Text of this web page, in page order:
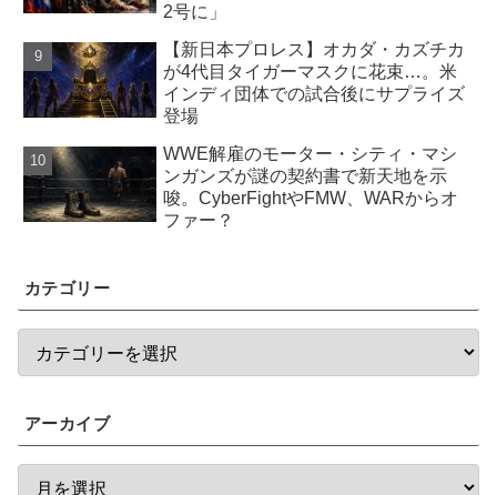
2号に」
【新日本プロレス】オカダ・カズチカ
が4代目タイガーマスクに花束…。米
インディ団体での試合後にサプライズ
登場
WWE解雇のモーター・シティ・マシ
ンガンズが謎の契約書で新天地を示
唆。CyberFightやFMW、WARからオ
ファー？
カテゴリー
アーカイブ